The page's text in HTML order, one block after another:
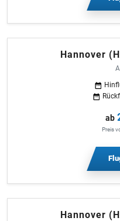
Hannover
ab
Preis
Hannover